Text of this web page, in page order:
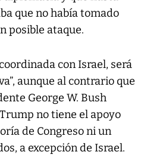
que no había tomado
posible ataque.
con Israel, será
aunque al contrario que
George W. Bush
no tiene el apoyo
de Congreso ni un
a excepción de Israel.